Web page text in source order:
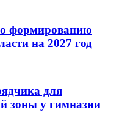
формированию
на 2027 год
для
зоны у гимназии